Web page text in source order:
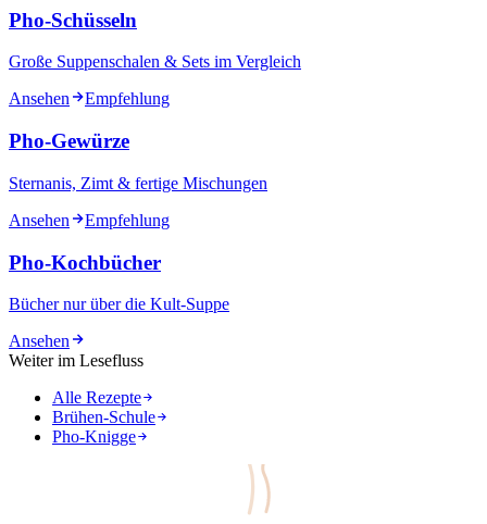
Pho-Schüsseln
Große Suppenschalen & Sets im Vergleich
Ansehen
Empfehlung
Pho-Gewürze
Sternanis, Zimt & fertige Mischungen
Ansehen
Empfehlung
Pho-Kochbücher
Bücher nur über die Kult-Suppe
Ansehen
Weiter im Lesefluss
Alle Rezepte
Brühen-Schule
Pho-Knigge